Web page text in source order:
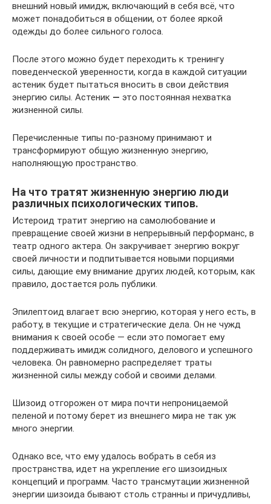
внешний новый имидж, включающий в себя всё, что
может понадобиться в общении, от более яркой
одежды до более сильного голоса.
После этого можно будет переходить к тренингу
поведенческой уверенности, когда в каждой ситуации
астеник будет пытаться вносить в свои действия
энергию силы. Астеник — это постоянная нехватка
жизненной силы.
Перечисленные типы по-разному принимают и
трансформируют общую жизненную энергию,
наполняющую пространство.
На что тратят жизненную энергию люди
различных психологических типов.
Истероид тратит энергию на самолюбование и
превращение своей жизни в непрерывный перформанс, в
театр одного актера. Он закручивает энергию вокруг
своей личности и подпитывается новыми порциями
силы, дающие ему внимание других людей, которым, как
правило, достается роль публики.
Эпилептоид влагает всю энергию, которая у него есть, в
работу, в текущие и стратегические дела. Он не чужд
внимания к своей особе — если это помогает ему
поддерживать имидж солидного, делового и успешного
человека. Он равномерно распределяет траты
жизненной силы между собой и своими делами.
Шизоид отгорожен от мира почти непроницаемой
пеленой и потому берет из внешнего мира не так уж
много энергии.
Однако все, что ему удалось вобрать в себя из
пространства, идет на укрепление его шизоидных
концепций и программ. Часто трансмутации жизненной
энергии шизоида бывают столь странны и причудливы,